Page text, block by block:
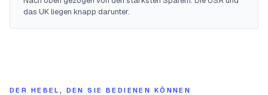
das UK liegen knapp darunter.
DER HEBEL, DEN SIE BEDIENEN KÖNNEN